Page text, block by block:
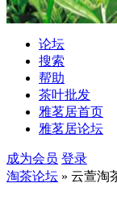
论坛
搜索
帮助
茶叶批发
雅茗居首页
雅茗居论坛
成为会员 登录
淘茶论坛 » 云萱淘